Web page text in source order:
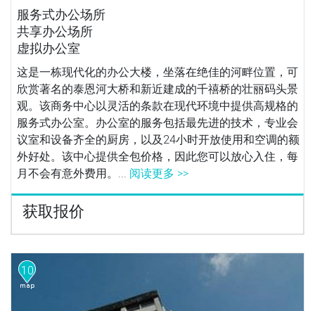
服务式办公场所
共享办公场所
虚拟办公室
这是一栋现代化的办公大楼，坐落在绝佳的河畔位置，可
欣赏著名的泰恩河大桥和新近建成的千禧桥的壮丽码头景
观。该商务中心以灵活的条款在现代环境中提供高规格的
服务式办公室。办公室的服务包括最先进的技术，专业会
议室和设备齐全的厨房，以及24小时开放使用和空调的额
外好处。该中心提供全包价格，因此您可以放心入住，每
月不会有意外费用。... 阅读更多 >>
获取报价
10